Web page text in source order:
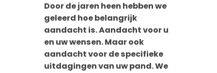
Door de jaren heen hebben we
geleerd hoe belangrijk
aandacht is. Aandacht voor u
en uw wensen. Maar ook
aandacht voor de specifieke
uitdagingen van uw pand. We